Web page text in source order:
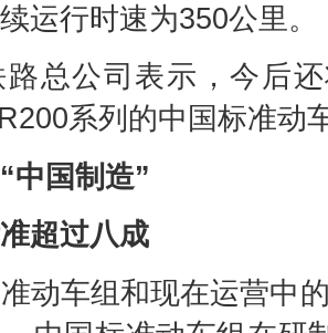
运行时速为350公里。
公司表示，今后还
系列的中国标准动
中国制造”
超过八成
车组和现在运营中的